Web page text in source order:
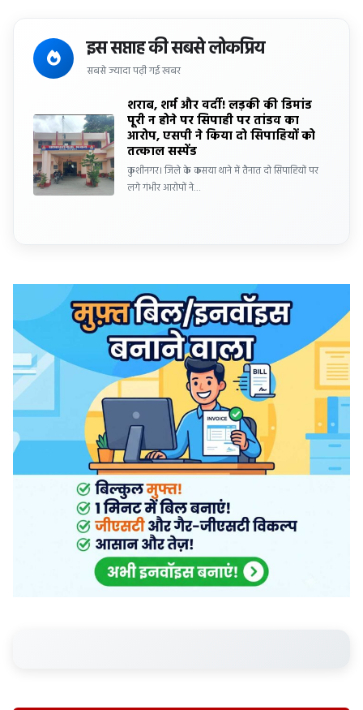
इस सप्ताह की सबसे लोकप्रिय
सबसे ज्यादा पढ़ी गई खबर
शराब, शर्म और वर्दी! लड़की की डिमांड
पूरी न होने पर सिपाही पर तांडव का
आरोप, एसपी ने किया दो सिपाहियों को
तत्काल सस्पेंड
कुशीनगर। जिले के कसया थाने में तैनात दो सिपाहियों पर
लगे गंभीर आरोपों ने…